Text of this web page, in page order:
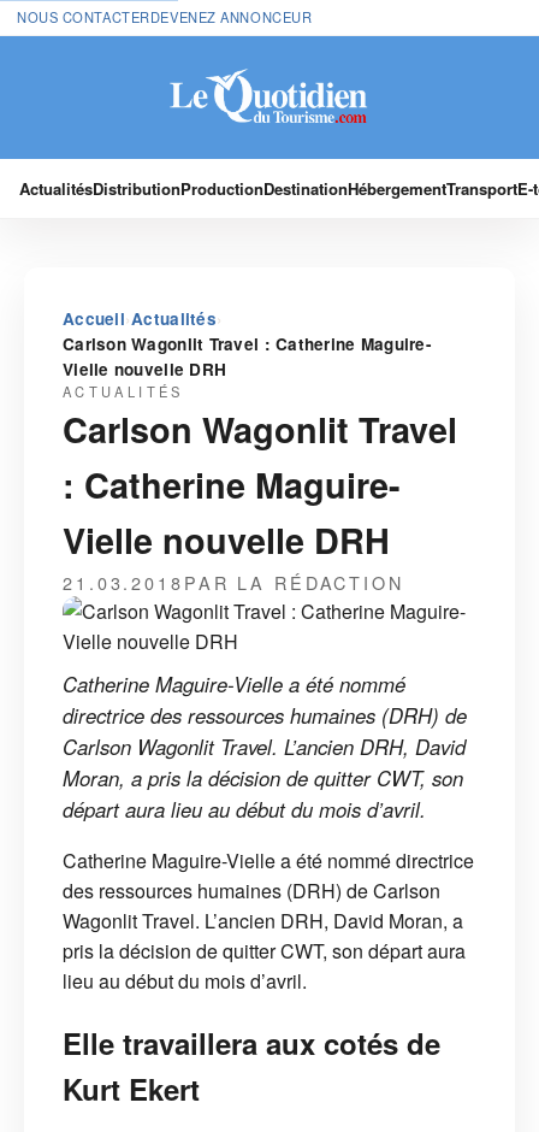
NOUS CONTACTERDEVENEZ ANNONCEUR
ActualitésDistributionProductionDestinationHébergementTransport
Accueil›Actualités›
Carlson Wagonlit Travel : Catherine Maguire-
Vielle nouvelle DRH
ACTUALITÉS
Carlson Wagonlit Travel
: Catherine Maguire-
Vielle nouvelle DRH
21.03.2018PAR LA RÉDACTION
Catherine Maguire-Vielle a été nommé
directrice des ressources humaines (DRH) de
Carlson Wagonlit Travel. L’ancien DRH, David
Moran, a pris la décision de quitter CWT, son
départ aura lieu au début du mois d’avril.
Catherine Maguire-Vielle a été nommé directrice
des ressources humaines (DRH) de Carlson
Wagonlit Travel. L’ancien DRH, David Moran, a
pris la décision de quitter CWT, son départ aura
lieu au début du mois d’avril.
Elle travaillera aux cotés de
Kurt Ekert